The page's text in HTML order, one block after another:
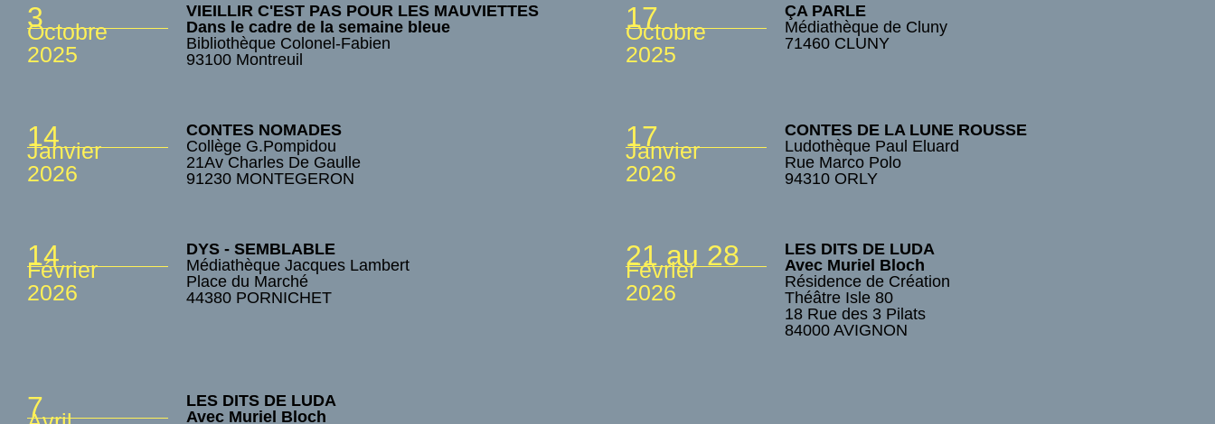
3
Octobre
2025
VIEILLIR C'EST PAS POUR LES MAUVIETTES
Dans le cadre de la semaine bleue
Bibliothèque Colonel-Fabien
93100 Montreuil
17
Octobre
2025
ÇA PARLE
Médiathèque de Cluny
71460 CLUNY
14
Janvier
2026
CONTES NOMADES
Collège G.Pompidou
21Av Charles De Gaulle
91230 MONTEGERON
17
Janvier
2026
CONTES DE LA LUNE ROUSSE
Ludothèque Paul Eluard
Rue Marco Polo
94310 ORLY
14
Février
2026
DYS - SEMBLABLE
Médiathèque Jacques Lambert
Place du Marché
44380 PORNICHET
21 au 28
Février
2026
LES DITS DE LUDA
Avec Muriel Bloch
Résidence de Création
Théâtre Isle 80
18 Rue des 3 Pilats
84000 AVIGNON
7
LES DITS DE LUDA
Avec Muriel Bloch